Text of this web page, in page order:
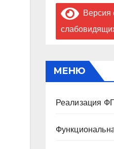
Версия
МЕНЮ
Реализация